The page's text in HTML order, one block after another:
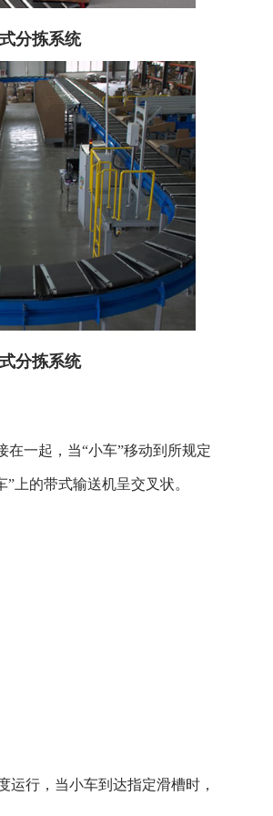
分拣系统
分拣系统
一起，当“小车”移动到所规定
上的带式输送机呈交叉状。
行，当小车到达指定滑槽时，